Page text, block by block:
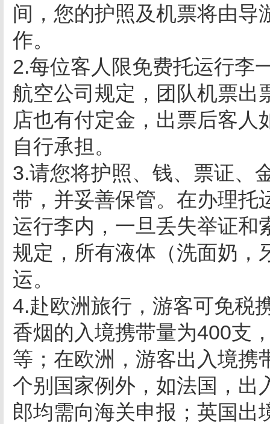
间，您的护照及机票将由导
作。
2.每位客人限免费托运行李
航空公司规定，团队机票出
店也有付定金，出票后客人
自行承担。
3.请您将护照、钱、票证、
带，并妥善保管。在办理托
运行李内，一旦丢失举证和
规定，所有液体（洗面奶，
运。
4.赴欧洲旅行，游客可免税
香烟的入境携带量为400支
等；在欧洲，游客出入境携
个别国家例外，如法国，出
郎均需向海关申报；英国出